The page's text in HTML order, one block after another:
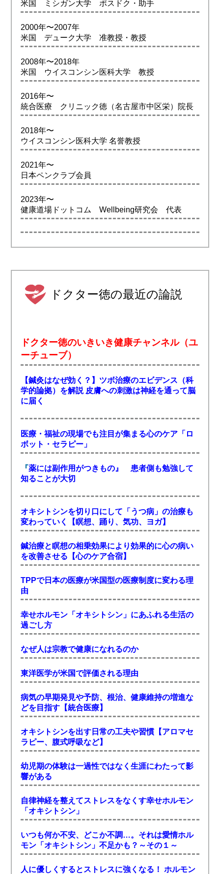
米国 ミシガン大学 ポスドク・助手
2000年〜2007年
米国 デューク大学 准教授・教授
2008年〜2018年
米国 ウイスコンシン医科大学 教授
2016年〜
統合医療 クリニック徳（名古屋市中区栄）院長
2018年〜
ウイスコンシン医科大学 名誉教授
2021年〜
日本ペンクラブ会員
2023年〜
健康道場ドットコム Wellbeing研究会 代表
ドクター徳の最近の論説
ドクター徳のいきいき健康チャンネル（ユ
ーチューブ）
【鍼灸はなぜ効く？】ツボ治療のエビデンス（科
学的論拠）を解説 皮膚への刺激は神経を通って脳
に届く
医療・福祉の現場でも注目が集まる心のケア「ロ
ボット・セラピー」
『薬には副作用がつきもの』 患者側も勉強して
知ることが大切
オキシトシンを切り口にして「うつ病」の治療も
変わっていく【瞑想、踊り、気功、ヨガ】
鍼治療と瞑想の相乗効果により効果的に心の病い
を改善させる【心のケア合宿】
TPPで日本の医療が米国型の医療制度に変わる理
由
幸せホルモン「オキシトシン」にあふれる生活の
過ごし方
なぜ人は宗教で健康になれるのか
東洋医学が米国で評価される理由
病気の早期発見や予防、根治、健康維持の増進な
どを目指す【統合医療】
オキシトシンを出す日常の工夫や習慣【アロマセ
ラピー、腹式呼吸など】
幼児期の体験は一過性ではなく生涯にわたって影
響がある
自律神経を整えてストレスをなくす幸せホルモン
「オキシトシン」
いつも何か不安、どこか不調…。それは愛情ホル
モン「オキシトシン」不足かも？～その１～
人に優しくするとストレスに強くなる！ ホルモン